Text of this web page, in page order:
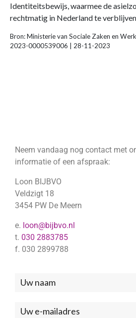
Identiteitsbewijs, waarmee de
rechtmatig in Nederland te verblijven.
Bron: Ministerie van Sociale Zaken en
2023-0000539006 | 28-11-2023
Neem vandaag nog contact met
informatie of een afspraak:
Loon BIJBVO
Veldzigt 18
3454 PW De Meern
e. loon@bijbvo.nl
t. 030 2883785
f. 030 2899788
Neem